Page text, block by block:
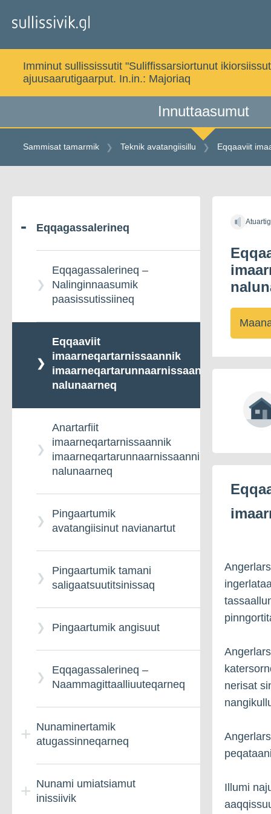
Imminut sullississutit "Suliffissarsiortunut
ajuusaarutigaarput. In.in.: Majoriaq
Innuttaasumut
Sammisat tamarmik Teknik avatangiisillu Eqqaaviit
indholdetEqqagassalerineq
Eqqagassalerineq –
Nalinginnaasumik
paasissutissiineq
Eqqaaviit
imaarneqartarnissaannik
imaarneqartarunnaarnissaannillu
nalunaarneq
Anartarfiit
imaarneqartarnissaannik
imaarneqartarunnaarnissaannillu
nalunaarneq
Pingaartumik
avatangiisinut navianartut
Pingaartumik tamani
saligaatsuutitsinissaq
Pingaartumik angisuut
Eqqagassalerineq –
Naammagittaalliuuteqarneq
Nunaminertamik
atugassinneqarneq
Nunaminertamik
atugassinneqarnissamut
Nunami umiatsiamut
inissiivik
nerisat
Illumi